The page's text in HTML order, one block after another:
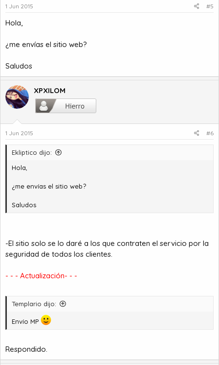
1 Jun 2015 #5
Hola,
¿me envías el sitio web?
Saludos
XPXILOM
1 Jun 2015 #6
Ekliptico dijo:
Hola,
¿me envías el sitio web?
Saludos
-El sitio solo se lo daré a los que contraten el servicio por la
seguridad de todos los clientes.
- - - Actualización- - -
Templario dijo:
Envío MP
Respondido.